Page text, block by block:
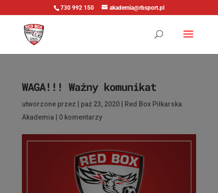
730 992 150 akademia@rbsport.pl
WAGA!!! Ważny komunikat
utworzone przez paź 23, 2020|
Red Box Piłkarska
Akademia
0 komentarzy